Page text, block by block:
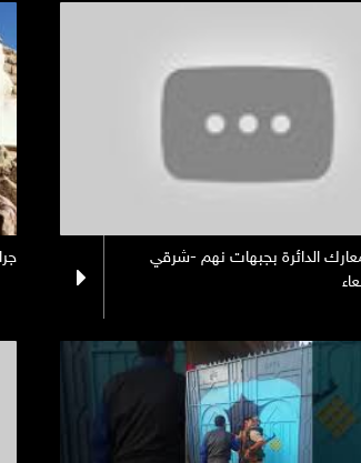
الدائرة بجبهات نهم -شرقي